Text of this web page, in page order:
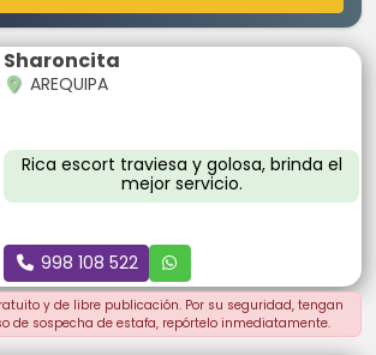
Sharoncita
AREQUIPA
Rica escort traviesa y golosa, brinda el
mejor servicio.
998 108 522
y de libre publicación. Por su seguridad, tengan
de sospecha de estafa, repórtelo inmediatamente.